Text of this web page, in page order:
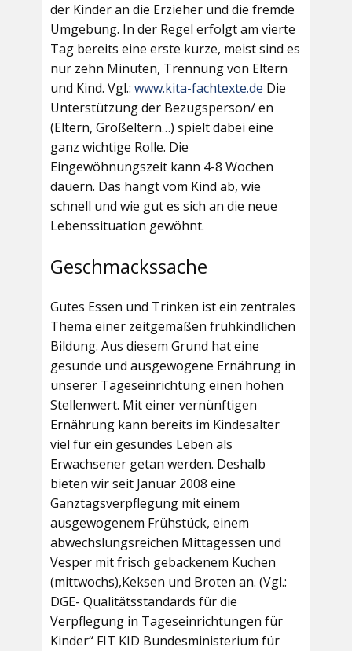
der Kinder an die Erzieher und die fremde
Umgebung. In der Regel erfolgt am vierte
Tag bereits eine erste kurze, meist sind es
nur zehn Minuten, Trennung von Eltern
und Kind. Vgl.: www.kita-fachtexte.de Die
Unterstützung der Bezugsperson/ en
(Eltern, Großeltern…) spielt dabei eine
ganz wichtige Rolle. Die
Eingewöhnungszeit kann 4-8 Wochen
dauern. Das hängt vom Kind ab, wie
schnell und wie gut es sich an die neue
Lebenssituation gewöhnt.
Geschmackssache
Gutes Essen und Trinken ist ein zentrales
Thema einer zeitgemäßen frühkindlichen
Bildung. Aus diesem Grund hat eine
gesunde und ausgewogene Ernährung in
unserer Tageseinrichtung einen hohen
Stellenwert. Mit einer vernünftigen
Ernährung kann bereits im Kindesalter
viel für ein gesundes Leben als
Erwachsener getan werden. Deshalb
bieten wir seit Januar 2008 eine
Ganztagsverpflegung mit einem
ausgewogenem Frühstück, einem
abwechslungsreichen Mittagessen und
Vesper mit frisch gebackenem Kuchen
(mittwochs),Keksen und Broten an. (Vgl.:
DGE- Qualitätsstandards für die
Verpflegung in Tageseinrichtungen für
Kinder“ FIT KID Bundesministerium für